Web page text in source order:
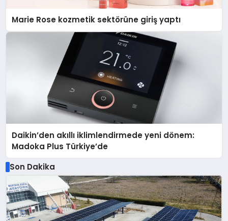
Marie Rose kozmetik sektörüne giriş yaptı
Daikin’den akıllı iklimlendirmede yeni dönem:
Madoka Plus Türkiye’de
Son Dakika